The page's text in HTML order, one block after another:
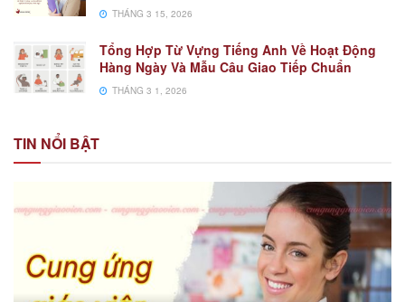
THÁNG 3 15, 2026
Tổng Hợp Từ Vựng Tiếng Anh Về Hoạt Động
Hàng Ngày Và Mẫu Câu Giao Tiếp Chuẩn
THÁNG 3 1, 2026
TIN NỔI BẬT